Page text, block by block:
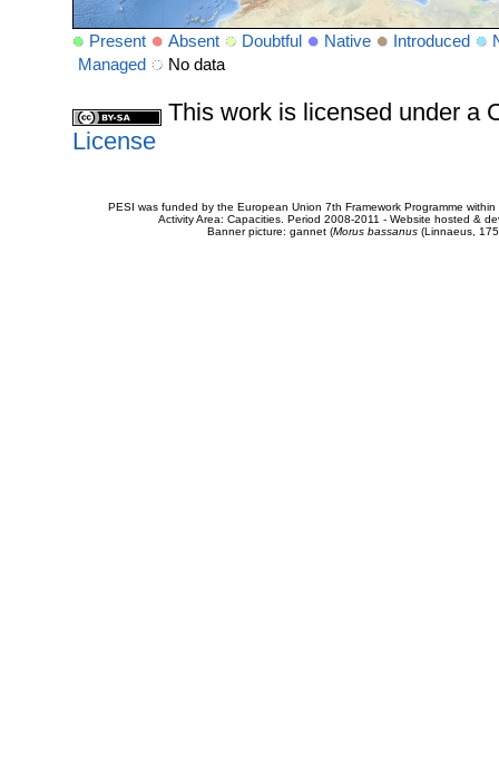
Present Absent Doubtful Native Introduced
Managed
No data
This work is licensed under a
License
PESI was funded by the European Union 7th Framework Programme
Activity Area: Capacities. Period 2008-2011 - Website hosted &
Banner picture: gannet (Morus bassanus(Linnaeus,